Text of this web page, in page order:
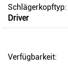
Schlägerkopftyp:
Driver
Verfügbarkeit: